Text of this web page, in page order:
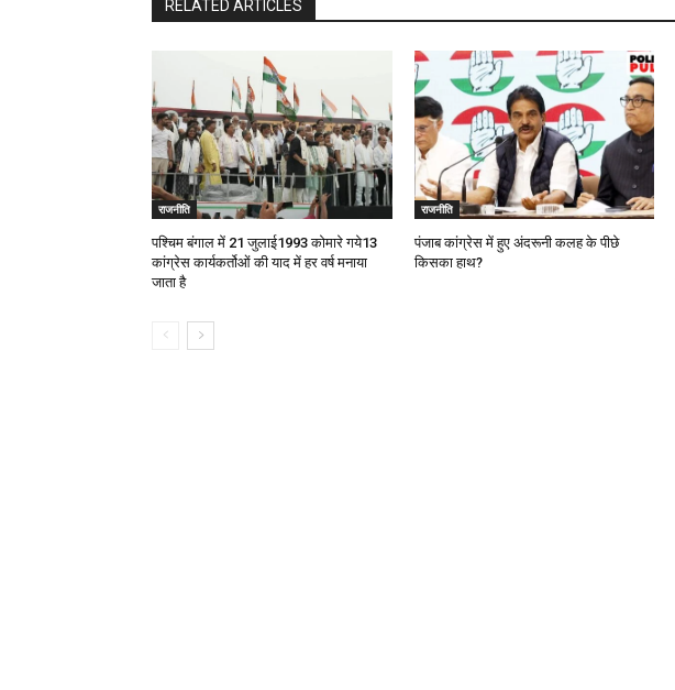
RELATED ARTICLES
राजनीति
पश्चिम बंगाल में 21 जुलाई1993 कोमारे गये13
कांग्रेस कार्यकर्तोओं की याद में हर वर्ष मनाया
जाता है
राजनीति
पंजाब कांग्रेस में हुए अंदरूनी कलह के पीछे
किसका हाथ?